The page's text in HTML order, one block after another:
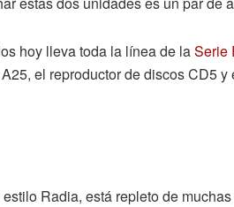
hoy lleva toda la línea de laSerie
el reproductor de discos CD5 y
Radia, está repleto de